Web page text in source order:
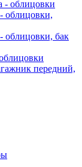
- облицовки
облицовки,
облицовки, бак
передний,